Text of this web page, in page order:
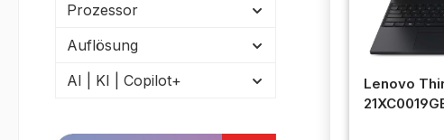
Prozessor
Auflösung
AI | KI | Copilot+
Lenovo